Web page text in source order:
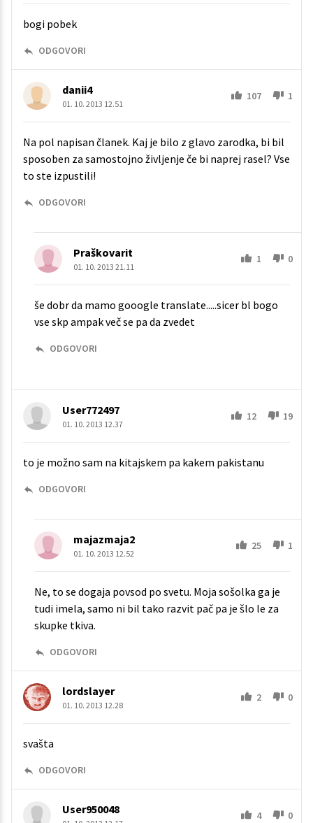
bogi pobek
ODGOVORI
danii4
01. 10. 2013 12.51
107 1
Na pol napisan članek. Kaj je bilo z glavo zarodka, bi bil
sposoben za samostojno življenje če bi naprej rasel? Vse
to ste izpustili!
ODGOVORI
Praškovarit
01. 10. 2013 21.11
1 0
še dobr da mamo gooogle translate.....sicer bl bogo
vse skp ampak več se pa da zvedet
ODGOVORI
User772497
01. 10. 2013 12.37
12 19
to je možno sam na kitajskem pa kakem pakistanu
ODGOVORI
majazmaja2
01. 10. 2013 12.52
25 1
Ne, to se dogaja povsod po svetu. Moja sošolka ga je
tudi imela, samo ni bil tako razvit pač pa je šlo le za
skupke tkiva.
ODGOVORI
lordslayer
01. 10. 2013 12.28
2 0
svašta
ODGOVORI
User950048 4 0